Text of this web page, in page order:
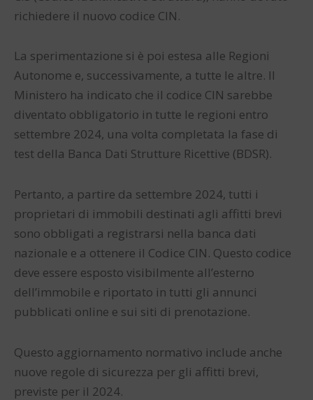
richiedere il nuovo codice CIN.
La sperimentazione si è poi estesa alle Regioni
Autonome e, successivamente, a tutte le altre. Il
Ministero ha indicato che il codice CIN sarebbe
diventato obbligatorio in tutte le regioni entro
settembre 2024, una volta completata la fase di
test della Banca Dati Strutture Ricettive (BDSR).
Pertanto, a partire da settembre 2024, tutti i
proprietari di immobili destinati agli affitti brevi
sono obbligati a registrarsi nella banca dati
nazionale e a ottenere il Codice CIN. Questo codice
deve essere esposto visibilmente all’esterno
dell’immobile e riportato in tutti gli annunci
pubblicati online e sui siti di prenotazione.
Questo aggiornamento normativo include anche
nuove regole di sicurezza per gli affitti brevi,
previste per il 2024.